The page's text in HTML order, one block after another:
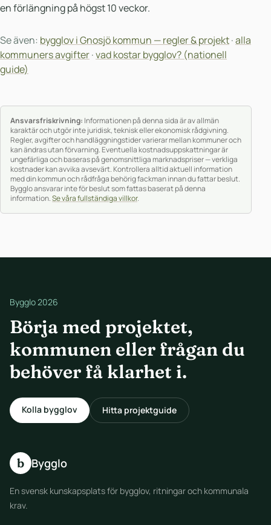
en förlängning på högst 10 veckor.
Se även: bygglov i Gnosjö kommun — regler & projekt·alla
kommuners avgifter·vad kostar bygglov? (nationell
guide)
Ansvarsfriskrivning: Informationen på denna sida är av allmän
karaktär och utgör inte juridisk, teknisk eller ekonomisk rådgivning.
Regler, avgifter och handläggningstider varierar mellan kommuner och
kan ändras utan förvarning. Eventuella kostnadsuppskattningar är
ungefärliga och baseras på genomsnittliga marknadspriser — verkliga
kostnader kan avvika avsevärt. Kontrollera alltid aktuell information
med din kommun och rådfråga behörig fackman innan du fattar beslut.
Bygglo ansvarar inte för beslut som fattas baserat på denna
information.Se våra fullständiga villkor.
Bygglo 2026
Börja med projektet,
kommunen eller frågan du
behöver få klarhet i.
Kolla bygglov Hitta projektguide
b Bygglo
En svensk kunskapsplats för bygglov, ritningar och kommunala
krav.